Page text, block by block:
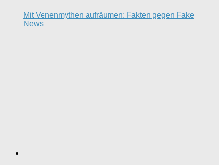
Mit Venenmythen aufräumen: Fakten gegen Fake
News